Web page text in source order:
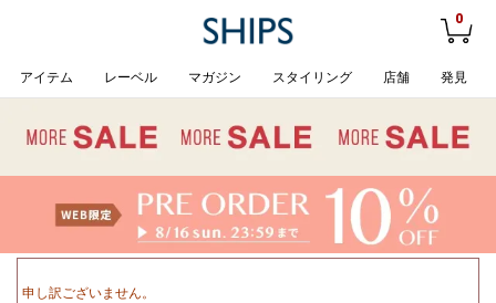
0
アイテム レーベル マガジン スタイリング 店舗 発見
申し訳ございません。